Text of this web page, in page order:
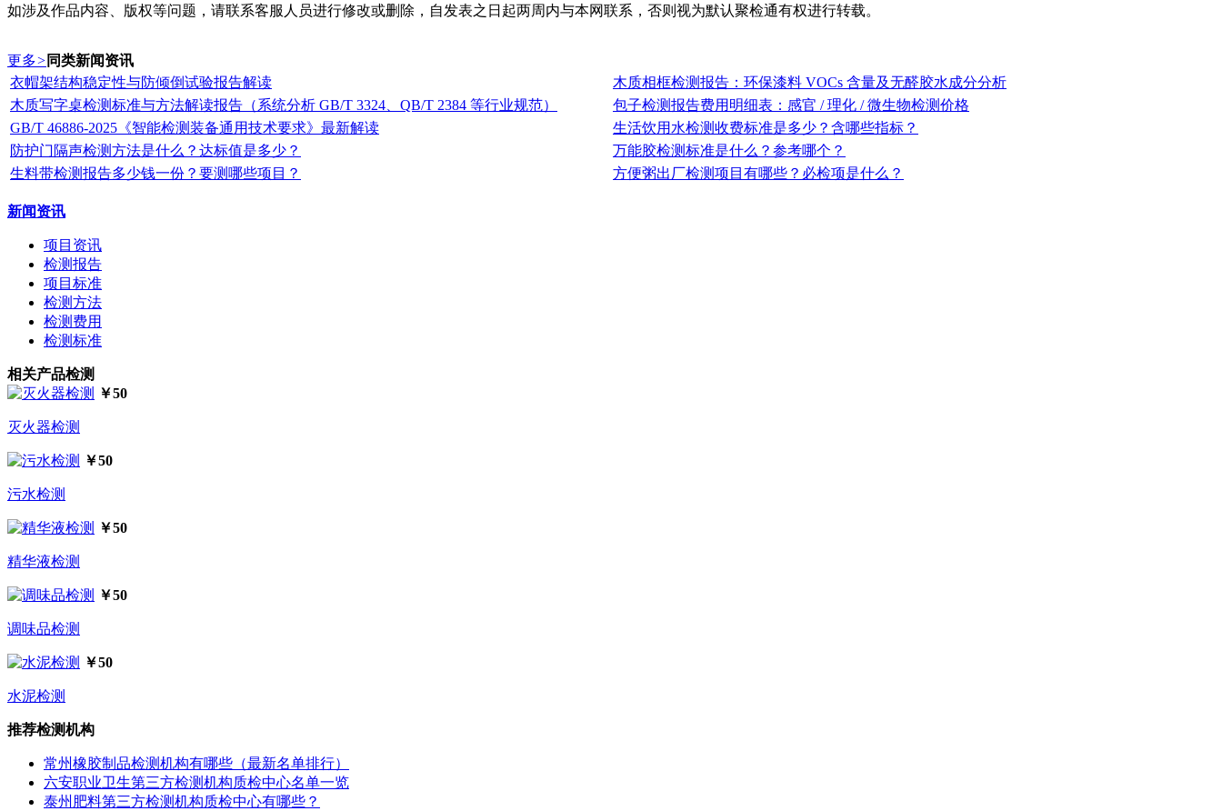
如涉及作品内容、版权等问题，请联系客服人员进行修改或删除，自发表之日起两周内与本网联系，否则视为默认聚检通有权进行转载。
更多> 同类新闻资讯
衣帽架结构稳定性与防倾倒试验报告解读
木质相框检测报告：环保漆料 VOCs 含量及无醛胶水成分分析
木质写字桌检测标准与方法解读报告（系统分析 GB/T 3324、QB/T 2384 等行业规范）
包子检测报告费用明细表：感官 / 理化 / 微生物检测价格
GB/T 46886-2025《智能检测装备通用技术要求》最新解读
生活饮用水检测收费标准是多少？含哪些指标？
防护门隔声检测方法是什么？达标值是多少？
‌‌‌‌‌‌‌‌万能胶检测标准是什么？参考哪个？
生料带检测报告多少钱一份？要测哪些项目？
方便粥出厂检测项目有哪些？必检项是什么？
新闻资讯
项目资讯
检测报告
项目标准
检测方法
检测费用
检测标准
相关产品检测
￥50
灭火器检测
￥50
污水检测
￥50
精华液检测
￥50
调味品检测
￥50
水泥检测
推荐检测机构
常州橡胶制品检测机构有哪些（最新名单排行）
六安职业卫生第三方检测机构质检中心名单一览
泰州肥料第三方检测机构质检中心有哪些？